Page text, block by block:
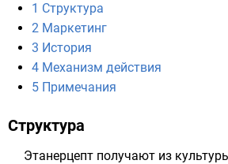
1 Структура
2 Маркетинг
3 История
4 Механизм действия
5 Примечания
Структура
Этанерцепт получают из